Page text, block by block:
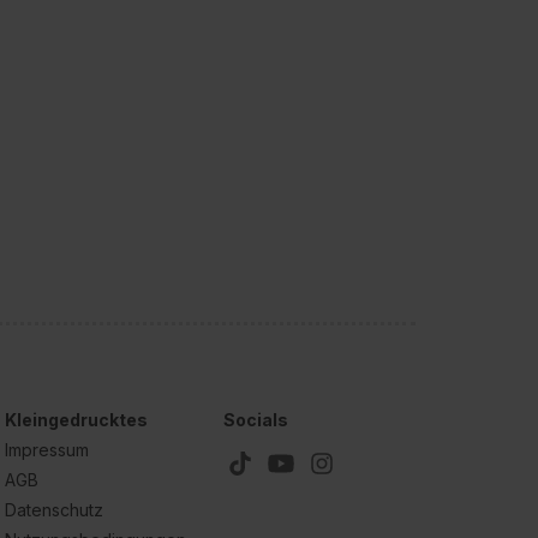
Kleingedrucktes
Impressum
AGB
Datenschutz
Socials